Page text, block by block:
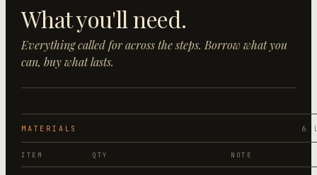
What you'll need.
Everything called for across the steps. Borrow what you
can, buy what lasts.
MATERIALS 6
ITEM QTY NOTE